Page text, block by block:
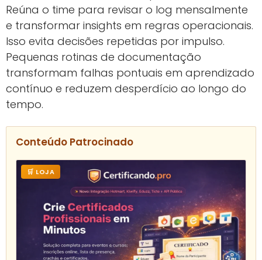
Reúna o time para revisar o log mensalmente
e transformar insights em regras operacionais.
Isso evita decisões repetidas por impulso.
Pequenas rotinas de documentação
transformam falhas pontuais em aprendizado
contínuo e reduzem desperdício ao longo do
tempo.
Conteúdo Patrocinado
🛒 LOJA